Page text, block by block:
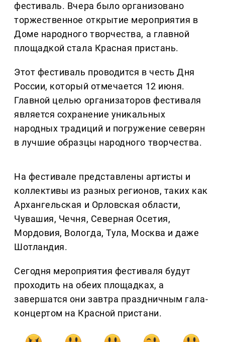
фестиваль. Вчера было организовано
торжественное открытие мероприятия в
Доме народного творчества, а главной
площадкой стала Красная пристань.
Этот фестиваль проводится в честь Дня
России, который отмечается 12 июня.
Главной целью организаторов фестиваля
является сохранение уникальных
народных традиций и погружение северян
в лучшие образцы народного творчества.
На фестивале представлены артисты и
коллективы из разных регионов, таких как
Архангельская и Орловская области,
Чувашия, Чечня, Северная Осетия,
Мордовия, Вологда, Тула, Москва и даже
Шотландия.
Сегодня мероприятия фестиваля будут
проходить на обеих площадках, а
завершатся они завтра праздничным гала-
концертом на Красной пристани.